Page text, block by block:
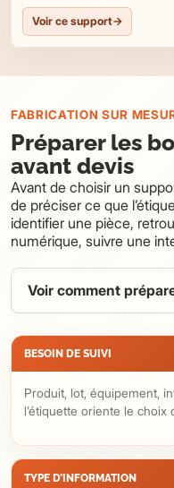
Voir ce support→
FABRICATION SUR
Préparer les
avant devis
Avant de choisir un
de préciser ce que
identifier une pièce,
numérique, suivre une
Voir comment
BESOIN DE SUIVI
Produit, lot, équipement,
l’étiquette oriente le choix
TYPE D’INFORMATION